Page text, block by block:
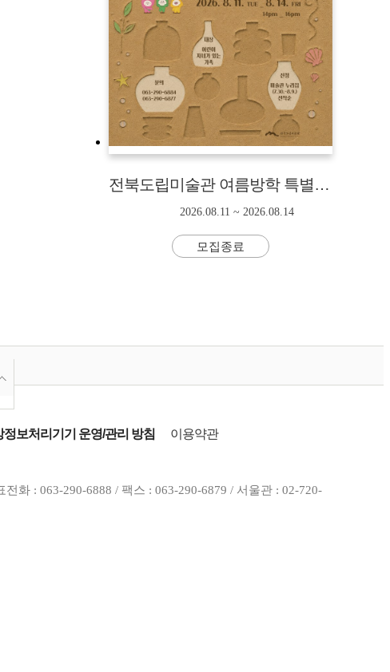
전북도립미술관 여름방학 특별 프로그램 「꿈틀꿈틀 미술관」
2026.08.11 ~ 2026.08.14
모집종료
정보처리기기 운영/관리 방침
이용약관
화 : 063-290-6888 / 팩스 : 063-290-6879 / 서울관 : 02-720-